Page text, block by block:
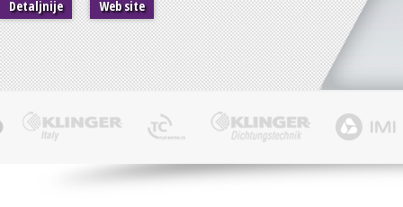
Detaljnije Web site